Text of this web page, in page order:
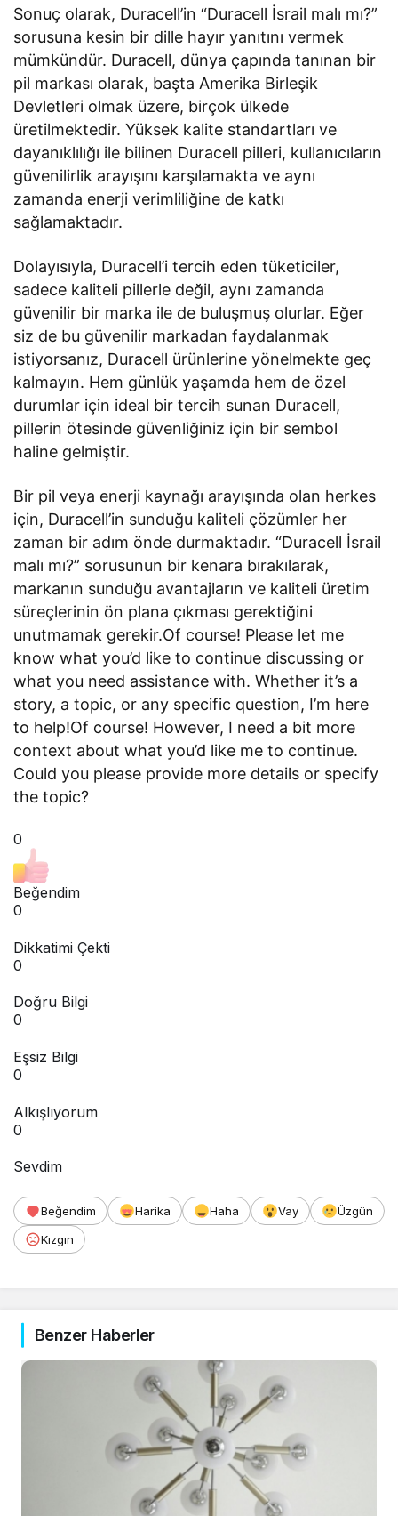
Sonuç olarak, Duracell’in “Duracell İsrail malı mı?”
sorusuna kesin bir dille hayır yanıtını vermek
mümkündür. Duracell, dünya çapında tanınan bir
pil markası olarak, başta Amerika Birleşik
Devletleri olmak üzere, birçok ülkede
üretilmektedir. Yüksek kalite standartları ve
dayanıklılığı ile bilinen Duracell pilleri, kullanıcıların
güvenilirlik arayışını karşılamakta ve aynı
zamanda enerji verimliliğine de katkı
sağlamaktadır.
Dolayısıyla, Duracell’i tercih eden tüketiciler,
sadece kaliteli pillerle değil, aynı zamanda
güvenilir bir marka ile de buluşmuş olurlar. Eğer
siz de bu güvenilir markadan faydalanmak
istiyorsanız, Duracell ürünlerine yönelmekte geç
kalmayın. Hem günlük yaşamda hem de özel
durumlar için ideal bir tercih sunan Duracell,
pillerin ötesinde güvenliğiniz için bir sembol
haline gelmiştir.
Bir pil veya enerji kaynağı arayışında olan herkes
için, Duracell’in sunduğu kaliteli çözümler her
zaman bir adım önde durmaktadır. “Duracell İsrail
malı mı?” sorusunun bir kenara bırakılarak,
markanın sunduğu avantajların ve kaliteli üretim
süreçlerinin ön plana çıkması gerektiğini
unutmamak gerekir.Of course! Please let me
know what you’d like to continue discussing or
what you need assistance with. Whether it’s a
story, a topic, or any specific question, I’m here
to help!Of course! However, I need a bit more
context about what you’d like me to continue.
Could you please provide more details or specify
the topic?
0
Beğendim
0
Dikkatimi Çekti
0
Doğru Bilgi
0
Eşsiz Bilgi
0
Alkışlıyorum
0
Sevdim
Beğendim Harika Haha Vay
Üzgün
Kızgın
Benzer Haberler